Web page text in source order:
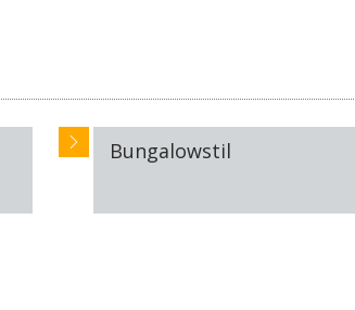
Bungalowstil